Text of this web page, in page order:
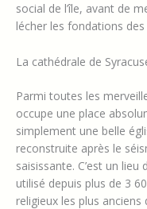
social de l’île, avant de
lécher les fondations
La cathédrale de
Parmi toutes les
occupe une place
simplement une belle
reconstruite après le
saisissante. C’est un lieu
utilisé depuis plus de 3
religieux les plus